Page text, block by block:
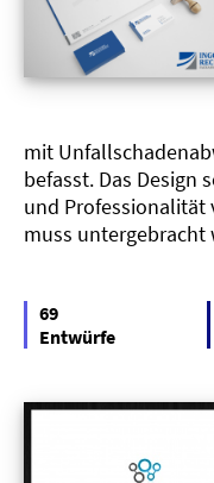
mit
befasst. Das Design
und
muss untergebracht
69
Entwürfe